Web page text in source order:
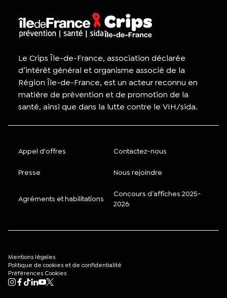
Le Crips Île-de-France, association déclarée
d’intérêt général et organisme associé de la
Région Île-de-France, est un acteur reconnu en
matière de prévention et de promotion de la
santé, ainsi que dans la lutte contre le VIH/sida.
Appel d'offres Contactez-nous
Presse Nous rejoindre
Agréments et habilitations
Concours d’affiches 2025-
2026
Mentions légales
Politique de cookies et de confidentialité
Préférences Cookies